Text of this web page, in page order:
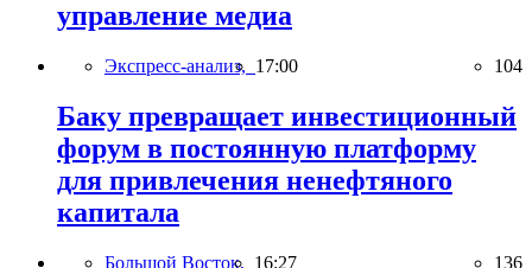
управление медиа
Экспресс-анализ, 17:00 104
Баку превращает инвестиционный
форум в постоянную платформу
для привлечения ненефтяного
капитала
Большой Восток, 16:27 136